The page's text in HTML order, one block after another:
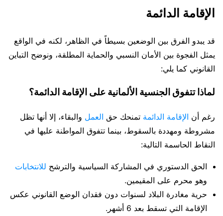
الإقامة الدائمة
قد يبدو الفرق بين الوضعين بسيطاً في الظاهر، لكنه في الواقع
يمثل الفجوة بين الأمان النسبي والحماية المطلقة، ونوضح التباين
القانوني كما يلي:
لماذا تتفوق الجنسية الألمانية على الإقامة الدائمة؟
رغم أن الإقامة الدائمة تمنحك حق العمل والبقاء، إلا أنها تظل
مشروطة ومهددة بالسقوط، بينما تتفوق المواطنة عليها في
النقاط الحاسمة التالية:
الحق الدستوري في المشاركة السياسية والترشح للانتخابات
وهو محرم على المقيمين.
حرية مغادرة البلاد لسنوات دون فقدان الوضع القانوني عكس
الإقامة التي تسقط بعد 6 أشهر.